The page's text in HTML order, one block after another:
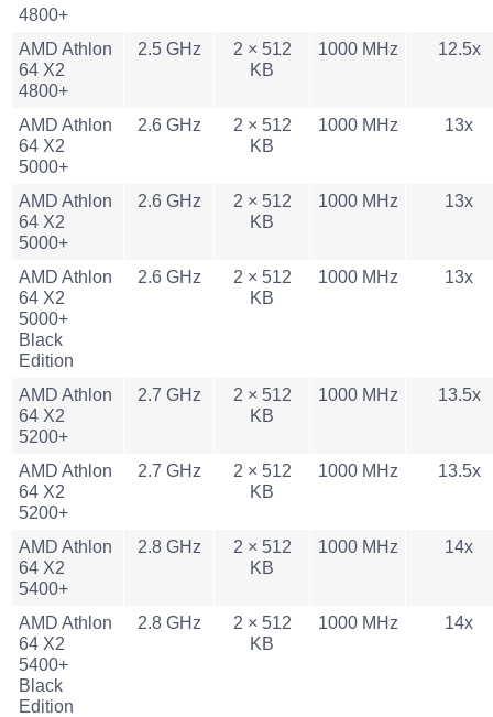
4800+
AMD Athlon
64 X2
4800+
2.5 GHz
2 × 512
KB
1000 MHz 12.5x
AMD Athlon
64 X2
5000+
2.6 GHz
2 × 512
KB
1000 MHz 13x
AMD Athlon
64 X2
5000+
2.6 GHz
2 × 512
KB
1000 MHz 13x
AMD Athlon
64 X2
5000+
Black
Edition
2.6 GHz
2 × 512
KB
1000 MHz 13x
AMD Athlon
64 X2
5200+
2.7 GHz
2 × 512
KB
1000 MHz 13.5x
AMD Athlon
64 X2
5200+
2.7 GHz
2 × 512
KB
1000 MHz 13.5x
AMD Athlon
64 X2
5400+
2.8 GHz
2 × 512
KB
1000 MHz 14x
AMD Athlon
64 X2
5400+
Black
Edition
2.8 GHz
2 × 512
KB
1000 MHz 14x